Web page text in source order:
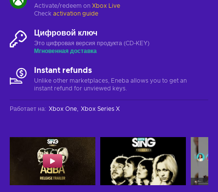
Activate/redeem on Xbox Live
Check activation guide
Цифровой ключ
Это цифровая версия продукта (CD-KEY)
Мгновенная доставка
Instant refunds
Unlike other marketplaces, Eneba allows you to get an
instant refund for unviewed keys.
Работает на: Xbox One Xbox Series X